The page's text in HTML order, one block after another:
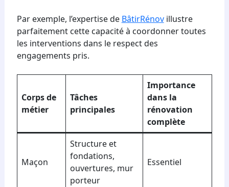
Par exemple, l’expertise de BâtirRénovillustre
parfaitement cette capacité à coordonner toutes
les interventions dans le respect des
engagements pris.
Corps de
métier
Tâches
principales
Importance
dans la
rénovation
complète
Maçon
Structure et
fondations,
ouvertures, mur
porteur
Essentiel